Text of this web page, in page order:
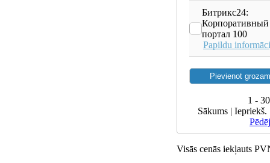
Битрикс24:
Корпоративный
портал 100
Papildu
1 -
Sākums |
Visās cenās iekļauts